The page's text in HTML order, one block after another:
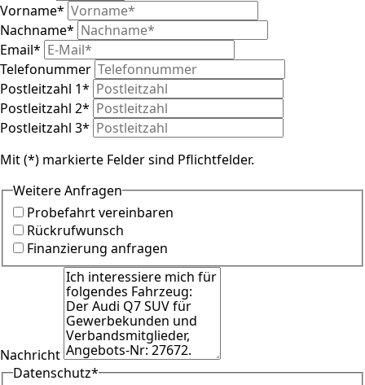
Vorname*
Nachname*
Email*
Telefonummer
Postleitzahl 1*
Postleitzahl 2*
Postleitzahl 3*
Mit (*) markierte Felder sind Pflichtfelder.
Weitere Anfragen
Probefahrt vereinbaren
Rückrufwunsch
Finanzierung anfragen
Nachricht
Datenschutz*